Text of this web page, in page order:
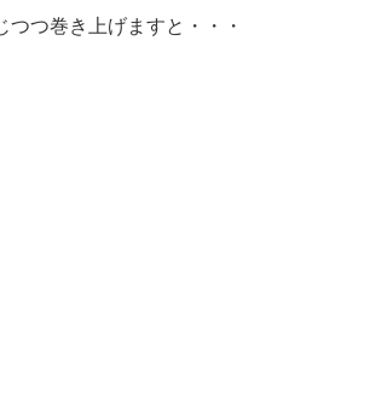
つ巻き上げますと・・・